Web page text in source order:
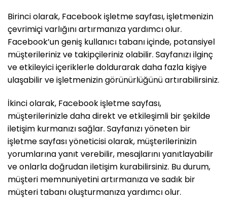
Birinci olarak, Facebook işletme sayfası, işletmenizin
çevrimiçi varlığını artırmanıza yardımcı olur.
Facebook’un geniş kullanıcı tabanı içinde, potansiyel
müşterileriniz ve takipçileriniz olabilir. Sayfanızı ilginç
ve etkileyici içeriklerle doldurarak daha fazla kişiye
ulaşabilir ve işletmenizin görünürlüğünü artırabilirsiniz.
İkinci olarak, Facebook işletme sayfası,
müşterilerinizle daha direkt ve etkileşimli bir şekilde
iletişim kurmanızı sağlar. Sayfanızı yöneten bir
işletme sayfası yöneticisi olarak, müşterilerinizin
yorumlarına yanıt verebilir, mesajlarını yanıtlayabilir
ve onlarla doğrudan iletişim kurabilirsiniz. Bu durum,
müşteri memnuniyetini artırmanıza ve sadık bir
müşteri tabanı oluşturmanıza yardımcı olur.